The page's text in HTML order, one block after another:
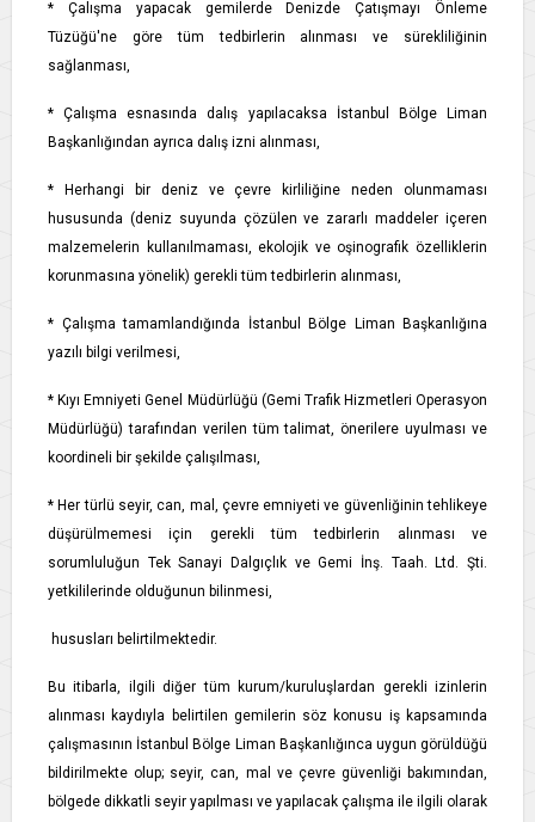
* Çalışma yapacak gemilerde Denizde Çatışmayı Önleme
Tüzüğü'ne göre tüm tedbirlerin alınması ve sürekliliğinin
sağlanması,
* Çalışma esnasında dalış yapılacaksa İstanbul Bölge Liman
Başkanlığından ayrıca dalış izni alınması,
* Herhangi bir deniz ve çevre kirliliğine neden olunmaması
hususunda (deniz suyunda çözülen ve zararlı maddeler içeren
malzemelerin kullanılmaması, ekolojik ve oşinografik özelliklerin
korunmasına yönelik) gerekli tüm tedbirlerin alınması,
* Çalışma tamamlandığında İstanbul Bölge Liman Başkanlığına
yazılı bilgi verilmesi,
* Kıyı Emniyeti Genel Müdürlüğü (Gemi Trafik Hizmetleri Operasyon
Müdürlüğü) tarafından verilen tüm talimat, önerilere uyulması ve
koordineli bir şekilde çalışılması,
* Her türlü seyir, can, mal, çevre emniyeti ve güvenliğinin tehlikeye
düşürülmemesi için gerekli tüm tedbirlerin alınması ve
sorumluluğun Tek Sanayi Dalgıçlık ve Gemi İnş. Taah. Ltd. Şti.
yetkililerinde olduğunun bilinmesi,
hususları belirtilmektedir.
Bu itibarla, ilgili diğer tüm kurum/kuruluşlardan gerekli izinlerin
alınması kaydıyla belirtilen gemilerin söz konusu iş kapsamında
çalışmasının İstanbul Bölge Liman Başkanlığınca uygun görüldüğü
bildirilmekte olup; seyir, can, mal ve çevre güvenliği bakımından,
bölgede dikkatli seyir yapılması ve yapılacak çalışma ile ilgili olarak